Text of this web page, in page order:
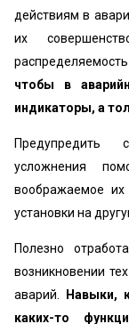
действиям в
их
чтобы в
индикаторы, а
Предупредить
усложнения
воображаемое их
установки на
Полезно
возникновении
аварий.
Навыки,
каких-то